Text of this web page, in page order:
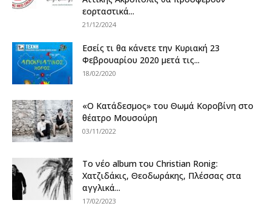
εορταστικά...
21/12/2024
Εσείς τι θα κάνετε την Κυριακή 23
Φεβρουαρίου 2020 μετά τις...
18/02/2020
«Ο Κατάδεσμος» του Θωμά Κοροβίνη στο
θέατρο Μουσούρη
03/11/2022
Το νέο album του Christian Ronig:
Χατζιδάκις, Θεοδωράκης, Πλέσσας στα
αγγλικά...
17/02/2023